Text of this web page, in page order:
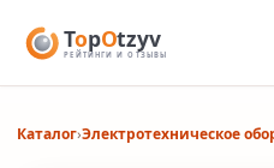
Каталог›Электротехническое